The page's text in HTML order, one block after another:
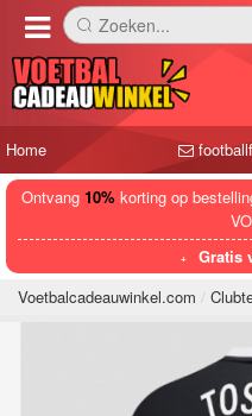
󰅼 Zoeken...
Home
Ontvang 10%korting op
Gratis
Voetbalcadeauwinkel.com